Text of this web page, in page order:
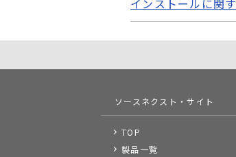
インストールに関
ソースネクスト・サイト
TOP
製品一覧